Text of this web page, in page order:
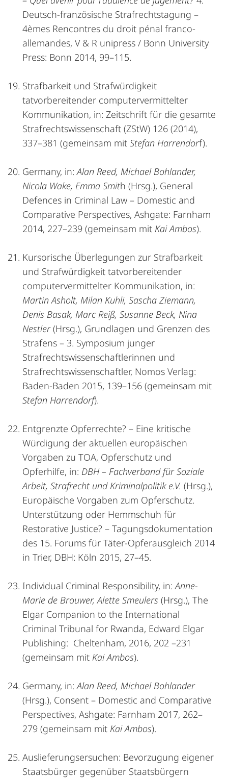
Deutsch-französische Strafrechtstagung –
4èmes Rencontres du droit pénal franco-
allemandes, V & R unipress / Bonn University
Press: Bonn 2014, 99–115.
Strafbarkeit und Strafwürdigkeit
tatvorbereitender computervermittelter
Kommunikation, in: Zeitschrift für die gesamte
Strafrechtswissenschaft (ZStW) 126 (2014),
337–381 (gemeinsam mit Stefan Harrendorf).
Germany, in:Alan Reed, Michael Bohlander,
Nicola Wake, Emma Smith (Hrsg.), General
Defences in Criminal Law – Domestic and
Comparative Perspectives, Ashgate: Farnham
2014, 227–239 (gemeinsam mit Kai Ambos).
Kursorische Überlegungen zur Strafbarkeit
und Strafwürdigkeit tatvorbereitender
computer­vermittelter Kommunikation, in:
Martin Asholt, Milan Kuhli, Sascha Ziemann,
Denis Basak, Marc Reiß, Susanne Beck, Nina
Nestler(Hrsg.), Grundlagen und Grenzen des
Strafens – 3. Symposium junger
Strafrechtswissenschaftlerinnen und
Strafrechtswissenschaftler, Nomos Verlag:
Baden-Baden 2015, 139–156 (gemeinsam mit
Stefan Harrendorf).
Entgrenzte Opferrechte? – Eine kritische
Würdigung der aktuellen europäischen
Vorgaben zu TOA, Opferschutz und
Opferhilfe, in: DBH – Fachverband für Soziale
Arbeit, Strafrecht und Kriminalpolitik e.V. (Hrsg.),
Europäische Vorgaben zum Opferschutz.
Unterstützung oder Hemmschuh für
Restorative Justice? – Tagungsdokumentation
des 15. Forums für Täter-Opferausgleich 2014
in Trier, DBH: Köln 2015, 27–45.
Individual Criminal Responsibility, in:Anne-
Marie de Brouwer, Alette Smeulers (Hrsg.), The
Elgar Companion to the International
Criminal Tribunal for Rwanda, Edward Elgar
Publishing: Cheltenham, 2016, 202 –231
(gemeinsam mit Kai Ambos).
Germany, in:Alan Reed, Michael Bohlander
(Hrsg.), Consent – Domestic and Comparative
Perspectives, Ashgate: Farnham 2017, 262–
279 (gemeinsam mit Kai Ambos).
Auslieferungsersuchen: Bevorzugung eigener
Staatsbürger gegenüber Staatsbürgern